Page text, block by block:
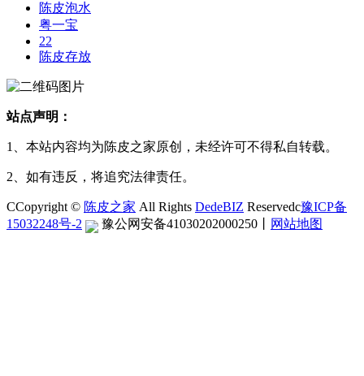
陈皮泡水
粤一宝
22
陈皮存放
站点声明：
1、本站内容均为陈皮之家原创，未经许可不得私自转载。
2、如有违反，将追究法律责任。
CCopyright © 陈皮之家 All Rights DedeBIZ Reservedc豫ICP备
15032248号-2
豫公网安备41030202000250 网站地图